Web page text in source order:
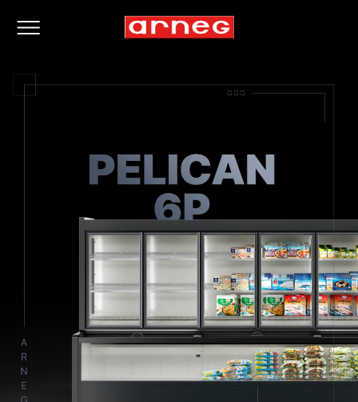
Energieeffizienz